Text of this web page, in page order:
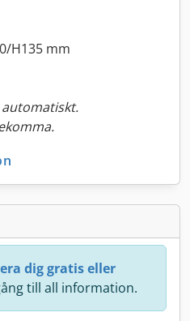
H135 mm
dig gratis eller
till all information.